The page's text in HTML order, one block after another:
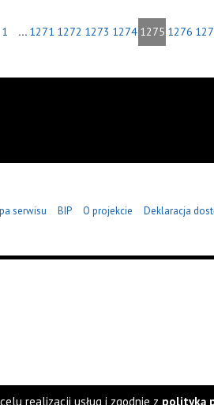
1 ... 1271 1272 1273 1274 1275 1276
serwisu BIP O projekcie Deklaracja
realizacji usług i zgodnie z polityką